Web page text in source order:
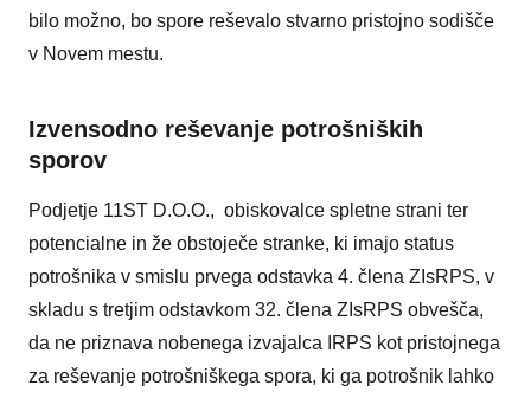
bilo možno, bo spore reševalo stvarno pristojno sodišče
v Novem mestu.
Izvensodno reševanje potrošniških
sporov
Podjetje 11ST D.O.O., obiskovalce spletne strani ter
potencialne in že obstoječe stranke, ki imajo status
potrošnika v smislu prvega odstavka 4. člena ZIsRPS, v
skladu s tretjim odstavkom 32. člena ZIsRPS obvešča,
da ne priznava nobenega izvajalca IRPS kot pristojnega
za reševanje potrošniškega spora, ki ga potrošnik lahko